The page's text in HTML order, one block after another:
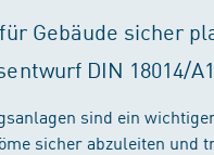
Gebäude sicher
DIN 18014/
sind ein
sicher abzuleiten und